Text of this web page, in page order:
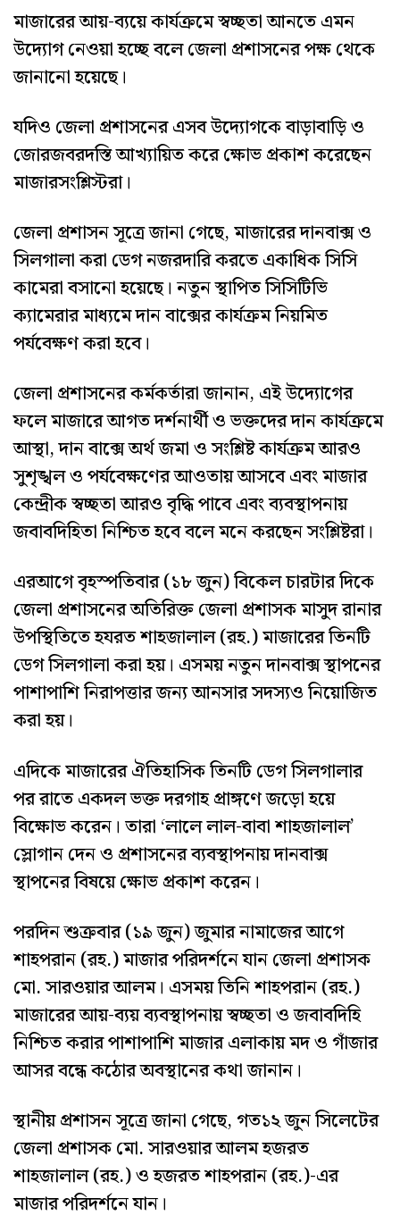
মাজারের আয়-ব্যয়ে কার্যক্রমে স্বচ্ছতা আনতে এমন
উদ্যোগ নেওয়া হচ্ছে বলে জেলা প্রশাসনের পক্ষ থেকে
জানানো হয়েছে।
যদিও জেলা প্রশাসনের এসব উদ্যোগকে বাড়াবাড়ি ও
জোরজবরদস্তি আখ্যায়িত করে ক্ষোভ প্রকাশ করেছেন
মাজারসংশ্লিস্টরা।
জেলা প্রশাসন সূত্রে জানা গেছে, মাজারের দানবাক্স ও
সিলগালা করা ডেগ নজরদারি করতে একাধিক সিসি
কামেরা বসানো হয়েছে। নতুন স্থাপিত সিসিটিভি
ক্যামেরার মাধ্যমে দান বাক্সের কার্যক্রম নিয়মিত
পর্যবেক্ষণ করা হবে।
জেলা প্রশাসনের কর্মকর্তারা জানান, এই উদ্যোগের
ফলে মাজারে আগত দর্শনার্থী ও ভক্তদের দান কার্যক্রমে
আস্থা, দান বাক্সে অর্থ জমা ও সংশ্লিষ্ট কার্যক্রম আরও
সুশৃঙ্খল ও পর্যবেক্ষণের আওতায় আসবে এবং মাজার
কেন্দ্রীক স্বচ্ছতা আরও বৃদ্ধি পাবে এবং ব্যবস্থাপনায়
জবাবদিহিতা নিশ্চিত হবে বলে মনে করছেন সংশ্লিষ্টরা।
এরআগে বৃহস্পতিবার (১৮ জুন) বিকেল চারটার দিকে
জেলা প্রশাসনের অতিরিক্ত জেলা প্রশাসক মাসুদ রানার
উপস্থিতিতে হযরত শাহজালাল (রহ.) মাজারের তিনটি
ডেগ সিলগালা করা হয়। এসময় নতুন দানবাক্স স্থাপনের
পাশাপাশি নিরাপত্তার জন্য আনসার সদস্যও নিয়োজিত
করা হয়।
এদিকে মাজারের ঐতিহাসিক তিনটি ডেগ সিলগালার
পর রাতে একদল ভক্ত দরগাহ প্রাঙ্গণে জড়ো হয়ে
বিক্ষোভ করেন। তারা ‘লালে লাল-বাবা শাহজালাল’
স্লোগান দেন ও প্রশাসনের ব্যবস্থাপনায় দানবাক্স
স্থাপনের বিষয়ে ক্ষোভ প্রকাশ করেন।
পরদিন শুক্রবার (১৯ জুন) জুমার নামাজের আগে
শাহপরান (রহ.) মাজার পরিদর্শনে যান জেলা প্রশাসক
মো. সারওয়ার আলম। এসময় তিনি শাহপরান (রহ.)
মাজারের আয়-ব্যয় ব্যবস্থাপনায় স্বচ্ছতা ও জবাবদিহি
নিশ্চিত করার পাশাপাশি মাজার এলাকায় মদ ও গাঁজার
আসর বন্ধে কঠোর অবস্থানের কথা জানান।
স্থানীয় প্রশাসন সূত্রে জানা গেছে, গত১২ জুন সিলেটের
জেলা প্রশাসক মো. সারওয়ার আলম হজরত
শাহজালাল (রহ.) ও হজরত শাহপরান (রহ.)-এর
মাজার পরিদর্শনে যান।